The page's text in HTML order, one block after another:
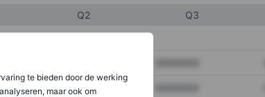
te bieden door de werking
maar ook om
Q2 Q3
XXXXXXX